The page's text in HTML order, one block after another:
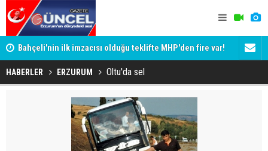
Bahçeli'nin ilk imzacısı olduğu teklifte MHP'den fire var!
İşte imzalamayan o isim
Siyaset-
HABERLER ERZURUM Oltu'da sel